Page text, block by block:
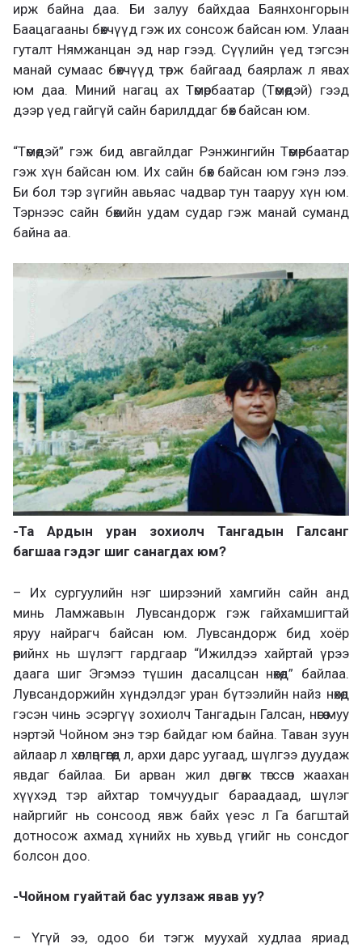
ирж байна даа. Би залуу байхдаа Баянхонгорын
Баацагааны бөхчүүд гэж их сонсож байсан юм. Улаан
гуталт Нямжанцан эд нар гээд. Сүүлийн үед тэгсэн
манай сумаас бөхчүүд төрж байгаад баярлаж л явах
юм даа. Миний нагац ах Төмөрбаатар (Төмөөдэй) гээд
дээр үед гайгүй сайн барилддаг бөх байсан юм.
“Төмөөдэй” гэж бид авгайлдаг Рэнжингийн Төмөрбаатар
гэж хүн байсан юм. Их сайн бөх байсан юм гэнэ лээ.
Би бол тэр зүгийн авьяас чадвар тун тааруу хүн юм.
Тэрнээс сайн бөхийн удам судар гэж манай суманд
байна аа.
-Та Ардын уран зохиолч Тангадын Галсанг
багшаа гэдэг шиг санагдах юм?
– Их сургуулийн нэг ширээний хамгийн сайн анд
минь Ламжавын Лувсандорж гэж гайхамшигтай
яруу найрагч байсан юм. Лувсандорж бид хоёр
өөрийнх нь шүлэгт гардгаар “Ижилдээ хайртай үрээ
даага шиг Эгэмээ түшин дасалцсан нөхөд” байлаа.
Лувсандоржийн хүндэлдэг уран бүтээлийн найз нөхөд
гэсэн чинь эсэргүү зохиолч Тангадын Галсан, нөгөө муу
нэртэй Чойном энэ тэр байдаг юм байна. Таван зуун
айлаар л хөллөцгөөгөөд л, архи дарс уугаад, шүлгээ дуудаж
явдаг байлаа. Би арван жил дөнгөж төгссөн жаахан
хүүхэд тэр айхтар томчуудыг бараадаад, шүлэг
найргийг нь сонсоод явж байх үеэс л Га багштай
дотносож ахмад хүнийх нь хувьд үгийг нь сонсдог
болсон доо.
-Чойном гуайтай бас уулзаж явав уу?
– Үгүй ээ, одоо би тэгж муухай худлаа яриад